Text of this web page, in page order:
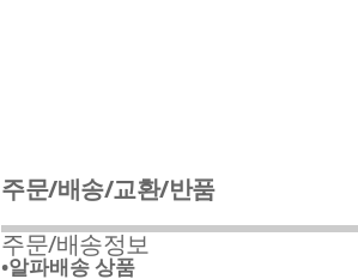
주문/배송/교환/반품
주문/배송정보
•알파배송 상품